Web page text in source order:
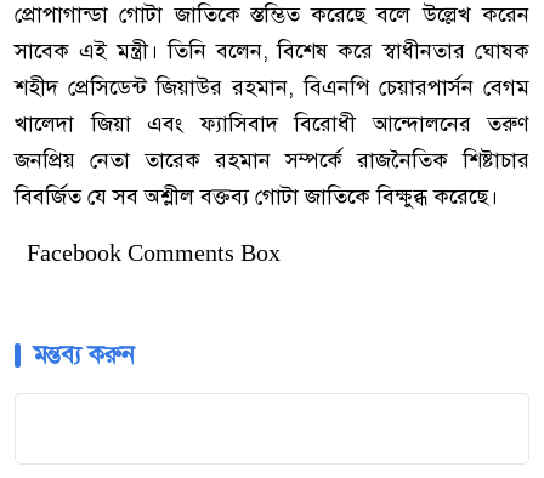
প্রোপাগান্ডা গোটা জাতিকে স্তম্ভিত করেছে বলে উল্লেখ করেন
সাবেক এই মন্ত্রী। তিনি বলেন, বিশেষ করে স্বাধীনতার ঘোষক
শহীদ প্রেসিডেন্ট জিয়াউর রহমান, বিএনপি চেয়ারপার্সন বেগম
খালেদা জিয়া এবং ফ্যাসিবাদ বিরোধী আন্দোলনের তরুণ
জনপ্রিয় নেতা তারেক রহমান সম্পর্কে রাজনৈতিক শিষ্টাচার
বিবর্জিত যে সব অশ্লীল বক্তব্য গোটা জাতিকে বিক্ষুব্ধ করেছে।
Facebook Comments Box
মন্তব্য করুন